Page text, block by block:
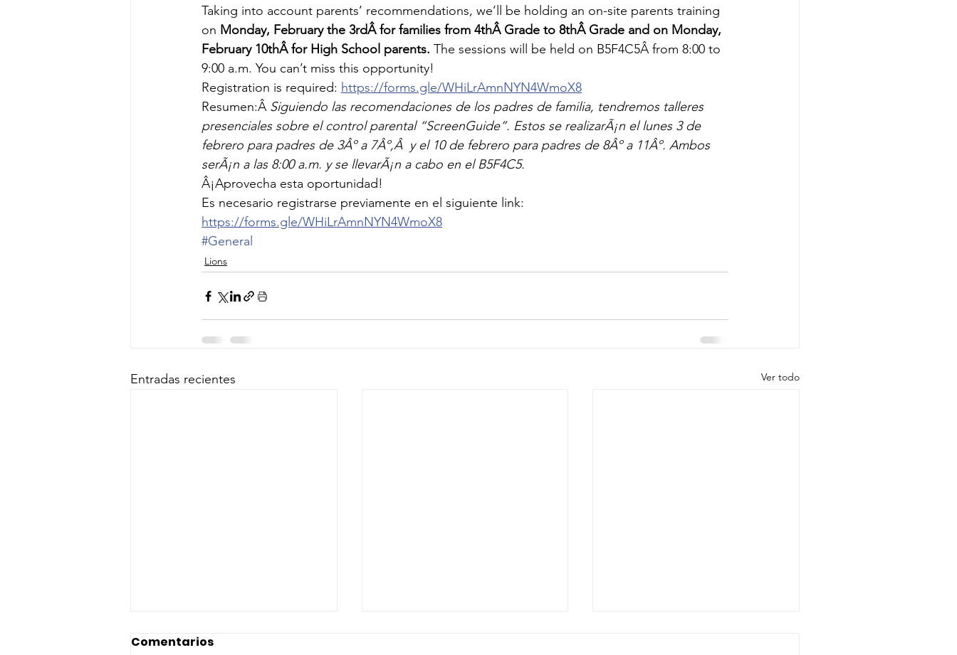
Taking into account parents’ recommendations, we’ll be holding an on-site parents training
on Monday, February the 3rdÂ for families from 4thÂ Grade to 8thÂ Grade and on Monday,
February 10thÂ for High School parents. The sessions will be held on B5F4C5Â from 8:00 to
9:00 a.m. You can’t miss this opportunity!
Registration is required: https://forms.gle/WHiLrAmnNYN4WmoX8
Resumen:Â Siguiendo las recomendaciones de los padres de familia, tendremos talleres
presenciales sobre el control parental “ScreenGuide”. Estos se realizarÃ¡n el lunes 3 de
febrero para padres de 3Âº a 7Âº,Â  y el 10 de febrero para padres de 8Âº a 11Âº. Ambos
serÃ¡n a las 8:00 a.m. y se llevarÃ¡n a cabo en el B5F4C5.
Â¡Aprovecha esta oportunidad!
Es necesario registrarse previamente en el siguiente link:
https://forms.gle/WHiLrAmnNYN4WmoX8
#General
Lions
Entradas recientes Ver todo
Comentarios